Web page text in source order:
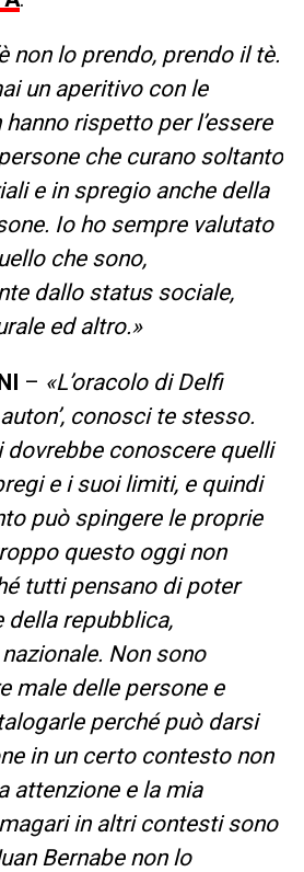
non lo prendo, prendo il tè.
un aperitivo con le
rispetto per l’essere
che curano soltanto
e in spregio anche della
Io ho sempre valutato
che sono,
dallo status sociale,
ed altro.»
– «L’oracolo di Delfi
conosci te stesso.
dovrebbe conoscere quelli
e i suoi limiti, e quindi
può spingere le proprie
questo oggi non
tutti pensano di poter
della repubblica,
Non sono
male delle persone e
perché può darsi
in un certo contesto non
attenzione e la mia
in altri contesti sono
Bernabe non lo